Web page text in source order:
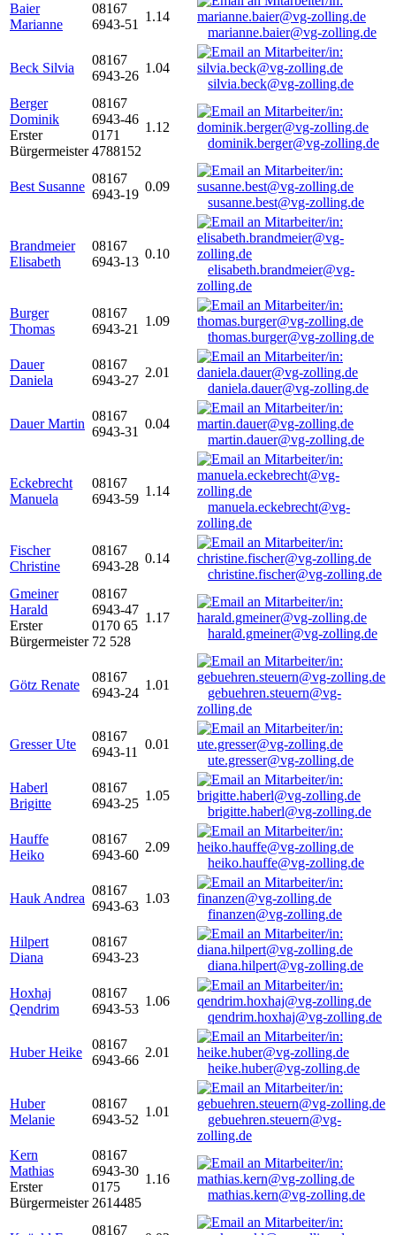
Baier
Marianne
08167
6943-51
1.14
marianne.baier@vg-zolling.de
Beck Silvia
08167
6943-26
1.04
silvia.beck@vg-zolling.de
Berger
Dominik
Erster
Bürgermeister
08167
6943-46
0171
4788152
1.12
dominik.berger@vg-zolling.de
Best Susanne
08167
6943-19
0.09
susanne.best@vg-zolling.de
Brandmeier
Elisabeth
08167
6943-13
0.10
elisabeth.brandmeier@vg-
zolling.de
Burger
Thomas
08167
6943-21
1.09
thomas.burger@vg-zolling.de
Dauer
Daniela
08167
6943-27
2.01
daniela.dauer@vg-zolling.de
Dauer Martin
08167
6943-31
0.04
martin.dauer@vg-zolling.de
Eckebrecht
Manuela
08167
6943-59
1.14
manuela.eckebrecht@vg-
zolling.de
Fischer
Christine
08167
6943-28
0.14
christine.fischer@vg-zolling.de
Gmeiner
Harald
Erster
Bürgermeister
08167
6943-47
0170 65
72 528
1.17
harald.gmeiner@vg-zolling.de
Götz Renate
08167
6943-24
1.01
gebuehren.steuern@vg-
zolling.de
Gresser Ute
08167
6943-11
0.01
ute.gresser@vg-zolling.de
Haberl
Brigitte
08167
6943-25
1.05
brigitte.haberl@vg-zolling.de
Hauffe
Heiko
08167
6943-60
2.09
heiko.hauffe@vg-zolling.de
Hauk Andrea
08167
6943-63
1.03
finanzen@vg-zolling.de
Hilpert
Diana
08167
6943-23
diana.hilpert@vg-zolling.de
Hoxhaj
Qendrim
08167
6943-53
1.06
qendrim.hoxhaj@vg-zolling.de
Huber Heike
08167
6943-66
2.01
heike.huber@vg-zolling.de
Huber
Melanie
08167
6943-52
1.01
gebuehren.steuern@vg-
zolling.de
Kern
Mathias
Erster
Bürgermeister
08167
6943-30
0175
2614485
1.16
mathias.kern@vg-zolling.de
08167